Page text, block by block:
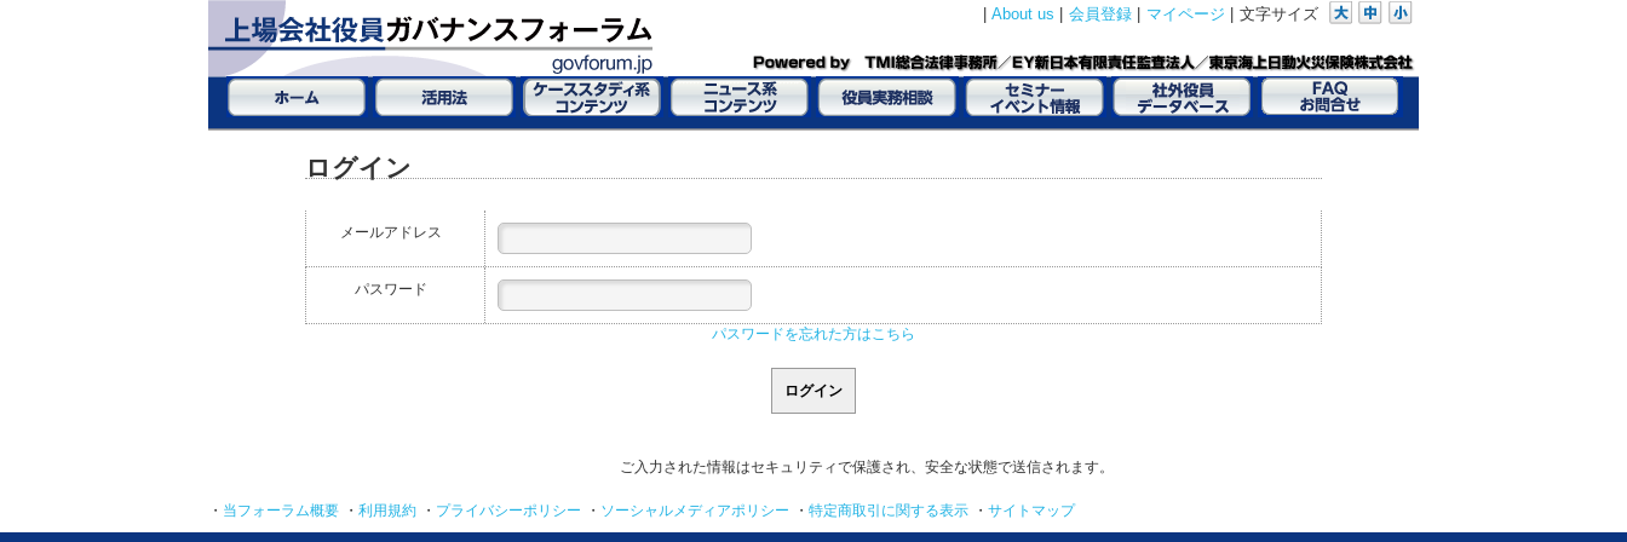
About us 会員登録 マイページ 文字サイズ
ログイン
メールアドレス
パスワード
パスワードを忘れた方はこちら
ご入力された情報はセキュリティで保護され、安全な状態で送信されます。
・ 当フォーラム概要 ・ 利用規約 ・ プライバシーポリシー ・ ソーシャルメディアポリシー ・ 特定商取引に関する表示 ・ サイトマップ